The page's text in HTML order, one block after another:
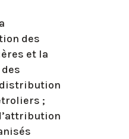
des
et la
;